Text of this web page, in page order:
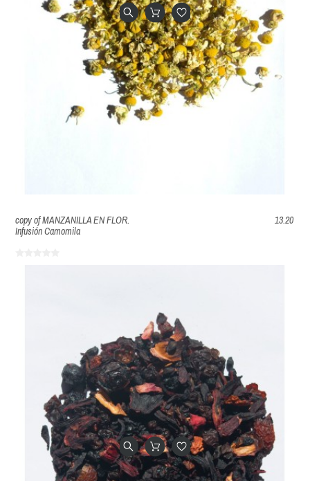
copy of MANZANILLA EN FLOR.
Infusión Camomila
13.20